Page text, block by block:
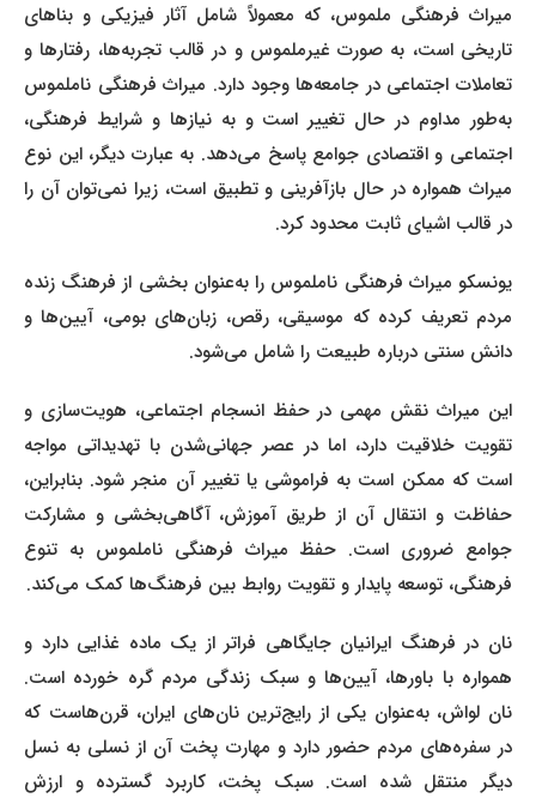
میراث فرهنگی ملموس، که معمولاً شامل آثار فیزیکی و بناهای
تاریخی است، به صورت غیرملموس و در قالب تجربه‌ها، رفتارها و
تعاملات اجتماعی در جامعه‌ها وجود دارد. میراث فرهنگی ناملموس
به‌طور مداوم در حال تغییر است و به نیازها و شرایط فرهنگی،
اجتماعی و اقتصادی جوامع پاسخ می‌دهد. به عبارت دیگر، این نوع
میراث همواره در حال بازآفرینی و تطبیق است، زیرا نمی‌توان آن را
در قالب اشیای ثابت محدود کرد.
یونسکو میراث فرهنگی ناملموس را به‌عنوان بخشی از فرهنگ زنده
مردم تعریف کرده که موسیقی، رقص، زبان‌های بومی، آیین‌ها و
دانش سنتی درباره طبیعت را شامل می‌شود.
این میراث نقش مهمی در حفظ انسجام اجتماعی، هویت‌سازی و
تقویت خلاقیت دارد، اما در عصر جهانی‌شدن با تهدیداتی مواجه
است که ممکن است به فراموشی یا تغییر آن منجر شود. بنابراین،
حفاظت و انتقال آن از طریق آموزش، آگاهی‌بخشی و مشارکت
جوامع ضروری است. حفظ میراث فرهنگی ناملموس به تنوع
فرهنگی، توسعه پایدار و تقویت روابط بین فرهنگ‌ها کمک می‌کند.
نان در فرهنگ ایرانیان جایگاهی فراتر از یک ماده غذایی دارد و
همواره با باورها، آیین‌ها و سبک زندگی مردم گره خورده است.
نان لواش، به‌عنوان یکی از رایج‌ترین نان‌های ایران، قرن‌هاست که
در سفره‌های مردم حضور دارد و مهارت پخت آن از نسلی به نسل
دیگر منتقل شده است. سبک پخت، کاربرد گسترده و ارزش